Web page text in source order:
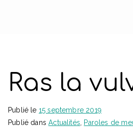
Ras la
Publié le 15 septembre 2019
Publié dansActualités Paroles de